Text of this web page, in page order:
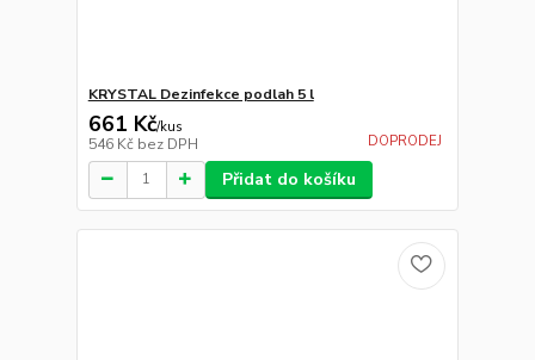
KRYSTAL Dezinfekce podlah 5 l
661 Kč/kus
546 Kč bez DPH DOPRODEJ
Přidat do košíku